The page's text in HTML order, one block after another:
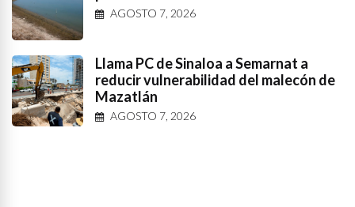
AGOSTO 7, 2026
Llama PC de Sinaloa a Semarnat a
reducir vulnerabilidad del malecón de
Mazatlán
AGOSTO 7, 2026